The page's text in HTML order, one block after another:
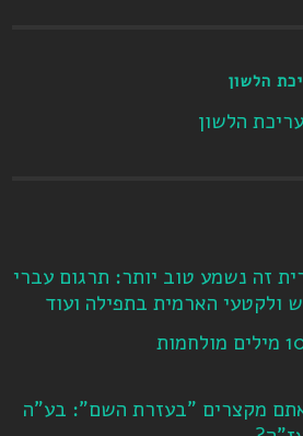
הלשון
הלשון
זה נשמע טוב יותר: תרגום עברי
ולקטעי הארמית בתפילה ועוד
מקצרים "בעזרת השם": בע"ה